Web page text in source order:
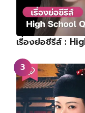
เรื่องย่อซีรีส์ :